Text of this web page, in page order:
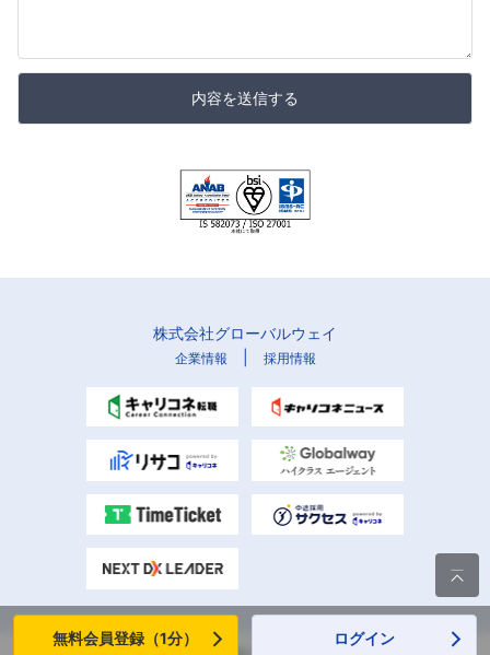
内容を送信する
株式会社グローバルウェイ
企業情報 採用情報

無料会員登録（1分） ログイン